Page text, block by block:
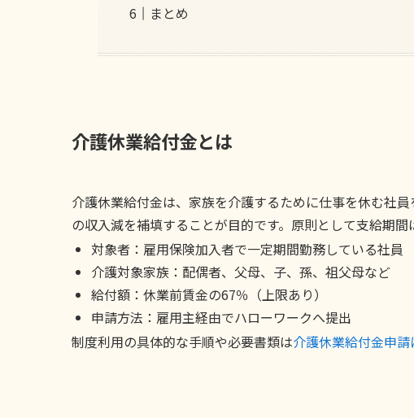
まとめ
介護休業給付金とは
介護休業給付金は、家族を介護するために仕事を休む社
の収入減を補填することが目的です。原則として支給期間
対象者：雇用保険加入者で一定期間勤務している社員
介護対象家族：配偶者、父母、子、孫、祖父母など
給付額：休業前賃金の67％（上限あり）
申請方法：雇用主経由でハローワークへ提出
制度利用の具体的な手順や必要書類は介護休業給付金申